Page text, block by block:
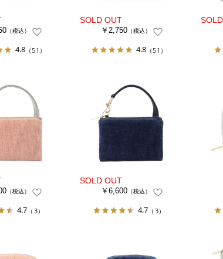
（税込）
4.8 （51）
￥2,750（税込）
4.8 （51）
（税込）
4.7 （3）
￥6,600（税込）
4.7 （3）